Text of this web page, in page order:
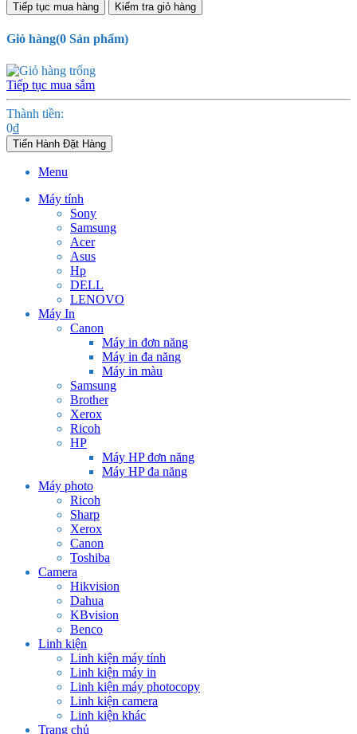
Tiếp tục mua hàng Kiểm tra giỏ hàng
Giỏ hàng(0 Sản phẩm)
Tiếp tục mua sắm
Thành tiền:
0₫
Tiến Hành Đặt Hàng
Menu
Máy tính
Sony
Samsung
Acer
Asus
Hp
DELL
LENOVO
Máy In
Canon
Máy in đơn năng
Máy in đa năng
Máy in màu
Samsung
Brother
Xerox
Ricoh
HP
Máy HP đơn năng
Máy HP đa năng
Máy photo
Ricoh
Sharp
Xerox
Canon
Toshiba
Camera
Hikvision
Dahua
KBvision
Benco
Linh kiện
Linh kiện máy tính
Linh kiện máy in
Linh kiện máy photocopy
Linh kiện camera
Linh kiện khác
Trang chủ